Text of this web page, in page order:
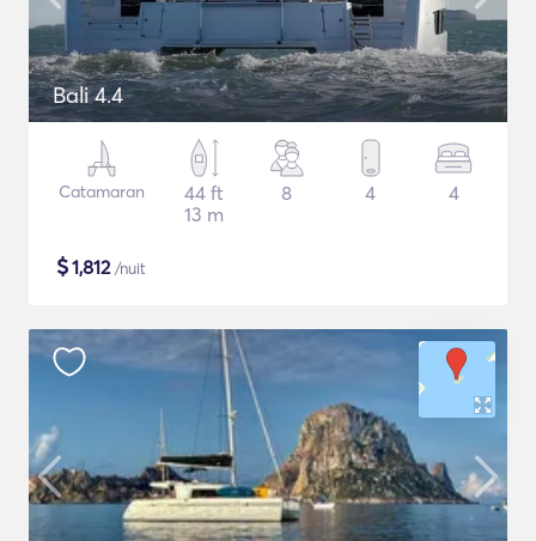
Bali 4.4
Catamaran
44 ft
13 m
8 4 4
$1,812/nuit